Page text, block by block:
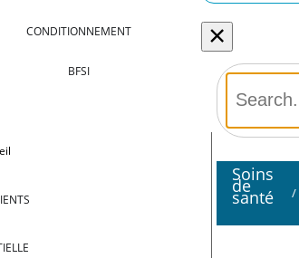
CONDITIONNEMENT
BFSI
×
Soins
de
santé /